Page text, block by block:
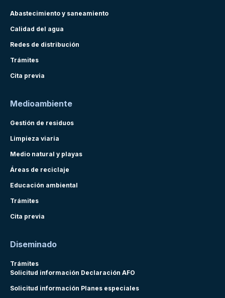
Abastecimiento y saneamiento
Calidad del agua
Redes de distribución
Trámites
Cita previa
Medioambiente
Gestión de residuos
Limpieza viaria
Medio natural y playas
Áreas de reciclaje
Educación ambiental
Trámites
Cita previa
Diseminado
Trámites
Solicitud información Declaración AFO
Solicitud información Planes especiales